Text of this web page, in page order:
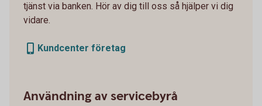
tjänst via banken. Hör av dig till oss så hjälper vi dig
vidare.
Kundcenter företag
Användning av servicebyrå